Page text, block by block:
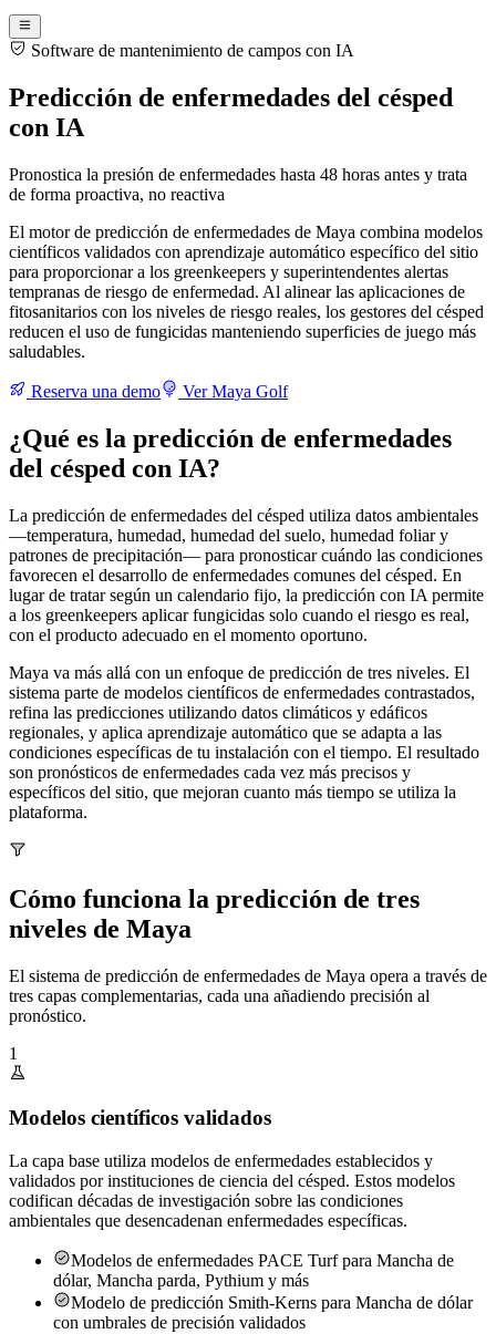
Software de mantenimiento de campos con IA
Predicción de enfermedades del césped
con IA
Pronostica la presión de enfermedades hasta 48 horas antes y trata
de forma proactiva, no reactiva
El motor de predicción de enfermedades de Maya combina modelos
científicos validados con aprendizaje automático específico del sitio
para proporcionar a los greenkeepers y superintendentes alertas
tempranas de riesgo de enfermedad. Al alinear las aplicaciones de
fitosanitarios con los niveles de riesgo reales, los gestores del césped
reducen el uso de fungicidas manteniendo superficies de juego más
saludables.
Reserva una demo Ver Maya Golf
¿Qué es la predicción de enfermedades
del césped con IA?
La predicción de enfermedades del césped utiliza datos ambientales
—temperatura, humedad, humedad del suelo, humedad foliar y
patrones de precipitación— para pronosticar cuándo las condiciones
favorecen el desarrollo de enfermedades comunes del césped. En
lugar de tratar según un calendario fijo, la predicción con IA permite
a los greenkeepers aplicar fungicidas solo cuando el riesgo es real,
con el producto adecuado en el momento oportuno.
Maya va más allá con un enfoque de predicción de tres niveles. El
sistema parte de modelos científicos de enfermedades contrastados,
refina las predicciones utilizando datos climáticos y edáficos
regionales, y aplica aprendizaje automático que se adapta a las
condiciones específicas de tu instalación con el tiempo. El resultado
son pronósticos de enfermedades cada vez más precisos y
específicos del sitio, que mejoran cuanto más tiempo se utiliza la
plataforma.
Cómo funciona la predicción de tres
niveles de Maya
El sistema de predicción de enfermedades de Maya opera a través de
tres capas complementarias, cada una añadiendo precisión al
pronóstico.
1
Modelos científicos validados
La capa base utiliza modelos de enfermedades establecidos y
validados por instituciones de ciencia del césped. Estos modelos
codifican décadas de investigación sobre las condiciones
ambientales que desencadenan enfermedades específicas.
Modelos de enfermedades PACE Turf para Mancha de
dólar, Mancha parda, Pythium y más
Modelo de predicción Smith-Kerns para Mancha de dólar
con umbrales de precisión validados